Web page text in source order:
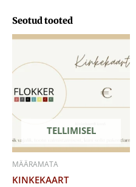
Seotud tooted
TELLIMISEL
MÄÄRAMATA
KINKEKAART
Hinnavahemik:
kuni
103,33 €